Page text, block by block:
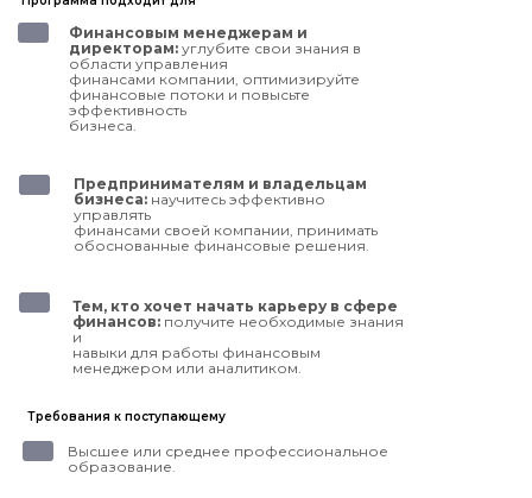
Финансовым менеджерам и
директорам: углубите свои знания в
области управления
финансами компании, оптимизируйте
финансовые потоки и повысьте
эффективность
бизнеса.
Предпринимателям и владельцам
бизнеса: научитесь эффективно
управлять
финансами своей компании, принимать
обоснованные финансовые решения.
Тем, кто хочет начать карьеру в сфере
финансов: получите необходимые знания
и
навыки для работы финансовым
менеджером или аналитиком.
Требования к поступающему
Высшее или среднее профессиональное
образование.